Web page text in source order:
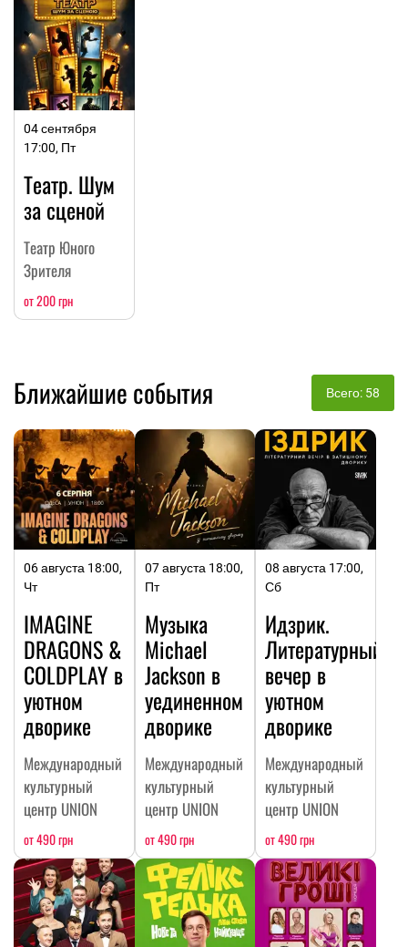
04 сентября
17:00, Пт
Театр. Шум
за сценой
Театр Юного
Зрителя
от 200 грн
Ближайшие события Всего: 58
06 августа 18:00,
Чт
IMAGINE
DRAGONS &
COLDPLAY в
уютном
дворике
Международный
культурный
центр UNION
от 490 грн
07 августа 18:00,
Пт
Музыка
Michael
Jackson в
уединенном
дворике
Международный
культурный
центр UNION
от 490 грн
08 августа 17:00,
Сб
Идзрик.
Литературный
вечер в
уютном
дворике
Международный
культурный
центр UNION
от 490 грн